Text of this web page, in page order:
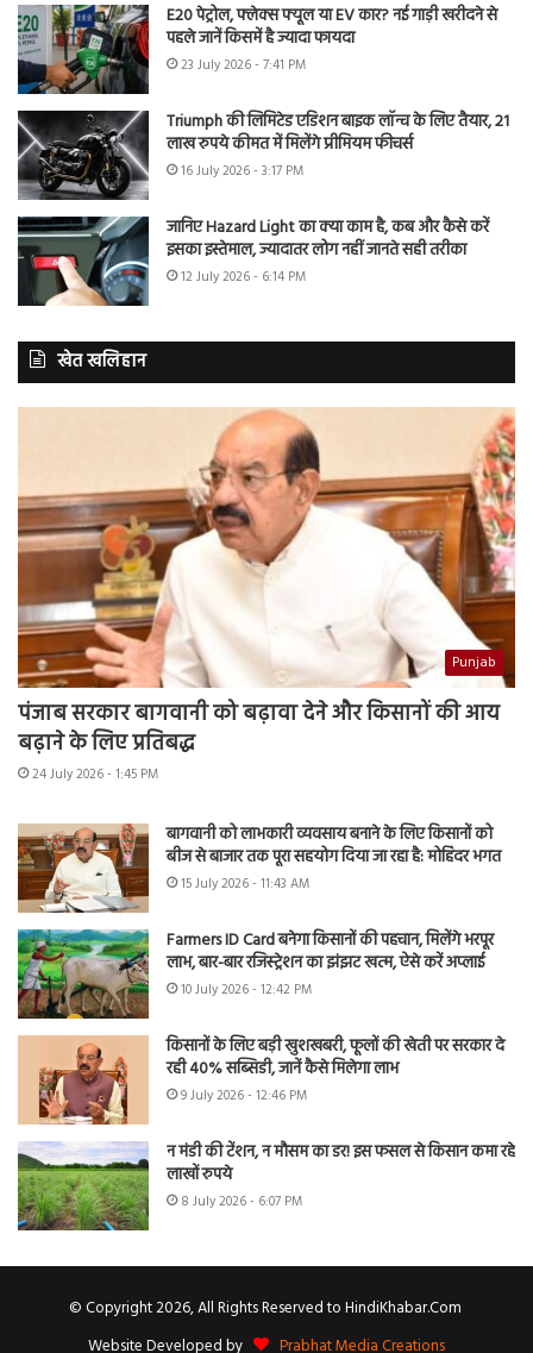
E20 पेट्रोल, फ्लेक्स फ्यूल या EV कार? नई गाड़ी खरीदने से
पहले जानें किसमें है ज्यादा फायदा
23 July 2026 - 7:41 PM
Triumph की लिमिटेड एडिशन बाइक लॉन्च के लिए तैयार, 21
लाख रुपये कीमत में मिलेंगे प्रीमियम फीचर्स
16 July 2026 - 3:17 PM
जानिए Hazard Light का क्या काम है, कब और कैसे करें
इसका इस्तेमाल, ज्यादातर लोग नहीं जानते सही तरीका
12 July 2026 - 6:14 PM
खेत खलिहान
Punjab
पंजाब सरकार बागवानी को बढ़ावा देने और किसानों की आय
बढ़ाने के लिए प्रतिबद्ध
24 July 2026 - 1:45 PM
बागवानी को लाभकारी व्यवसाय बनाने के लिए किसानों को
बीज से बाजार तक पूरा सहयोग दिया जा रहा है: मोहिंदर भगत
15 July 2026 - 11:43 AM
Farmers ID Card बनेगा किसानों की पहचान, मिलेंगे भरपूर
लाभ, बार-बार रजिस्ट्रेशन का झंझट खत्म, ऐसे करें अप्लाई
10 July 2026 - 12:42 PM
किसानों के लिए बड़ी खुशखबरी, फूलों की खेती पर सरकार दे
रही 40% सब्सिडी, जानें कैसे मिलेगा लाभ
9 July 2026 - 12:46 PM
न मंडी की टेंशन, न मौसम का डर! इस फसल से किसान कमा रहे
लाखों रुपये
8 July 2026 - 6:07 PM
© Copyright 2026, All Rights Reserved to HindiKhabar.Com
Website Developed by
Prabhat Media Creations